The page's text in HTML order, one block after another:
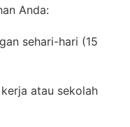
Anda:
sehari-hari (15
atau sekolah